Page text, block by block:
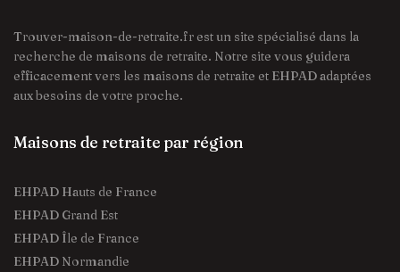
Trouver-maison-de-retraite.fr est un site spécialisé dans la
recherche de maisons de retraite. Notre site vous guidera
efficacement vers les maisons de retraite et EHPAD adaptées
aux besoins de votre proche.
Maisons de retraite par région
EHPAD Hauts de France
EHPAD Grand Est
EHPAD Île de France
EHPAD Normandie